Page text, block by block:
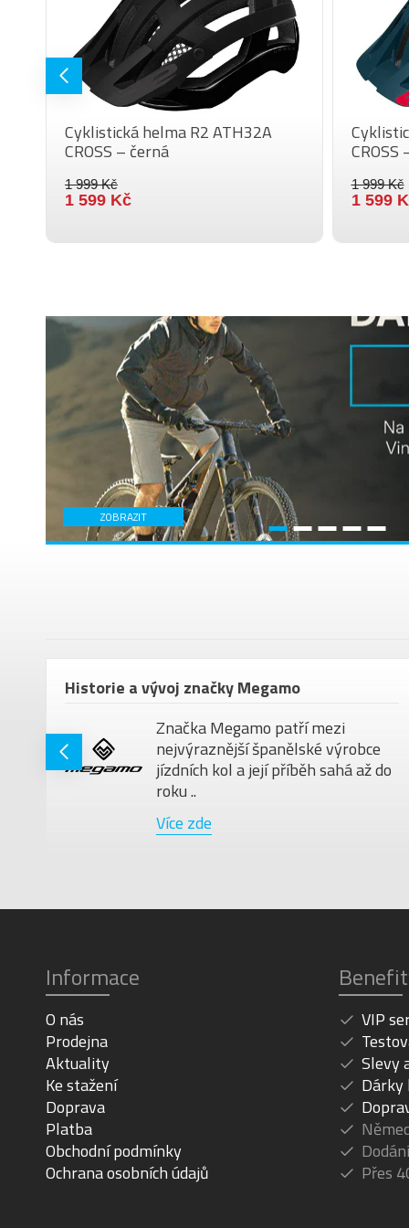
Cyklistická helma R2 ATH32A
CROSS – černá
1 999 Kč
1 599 Kč
1 999 Kč
1 599
ZOBRAZIT
Historie a vývoj značky Megamo
Značka Megamo patří mezi
nejvýraznější španělské výrobce
jízdních kol a její příběh sahá až do
roku ..
Více zde
Informace
O nás
Prodejna
Aktuality
Ke stažení
Doprava
Platba
Obchodní podmínky
Ochrana osobních údajů
VIP
Slevy
Dárky
Přes